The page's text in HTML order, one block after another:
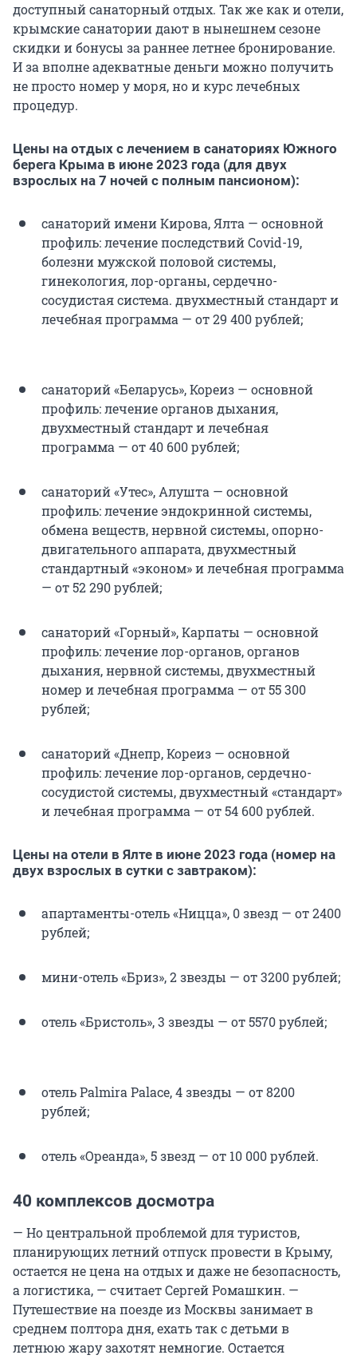
доступный санаторный отдых. Так же как и отели,
крымские санатории дают в нынешнем сезоне
скидки и бонусы за раннее летнее бронирование.
И за вполне адекватные деньги можно получить
не просто номер у моря, но и курс лечебных
процедур.
Цены на отдых с лечением в санаториях Южного
берега Крыма в июне 2023 года (для двух
взрослых на 7 ночей с полным пансионом):
санаторий имени Кирова, Ялта — основной
профиль: лечение последствий Covid-19,
болезни мужской половой системы,
гинекология, лор-органы, сердечно-
сосудистая система. двухместный стандарт и
лечебная программа — от 29 400 рублей;
санаторий «Беларусь», Кореиз — основной
профиль: лечение органов дыхания,
двухместный стандарт и лечебная
программа — от 40 600 рублей;
санаторий «Утес», Алушта — основной
профиль: лечение эндокринной системы,
обмена веществ, нервной системы, опорно-
двигательного аппарата, двухместный
стандартный «эконом» и лечебная программа
— от 52 290 рублей;
санаторий «Горный», Карпаты — основной
профиль: лечение лор-органов, органов
дыхания, нервной системы, двухместный
номер и лечебная программа — от 55 300
рублей;
санаторий «Днепр, Кореиз — основной
профиль: лечение лор-органов, сердечно-
сосудистой системы, двухместный «стандарт»
и лечебная программа — от 54 600 рублей.
Цены на отели в Ялте в июне 2023 года (номер на
двух взрослых в сутки с завтраком):
апартаменты-отель «Ницца», 0 звезд — от 2400
рублей;
мини-отель «Бриз», 2 звезды — от 3200 рублей;
отель «Бристоль», 3 звезды — от 5570 рублей;
отель Palmira Palace, 4 звезды — от 8200
рублей;
отель «Ореанда», 5 звезд — от 10 000 рублей.
40 комплексов досмотра
— Но центральной проблемой для туристов,
планирующих летний отпуск провести в Крыму,
остается не цена на отдых и даже не безопасность,
а логистика, — считает Сергей Ромашкин. —
Путешествие на поезде из Москвы занимает в
среднем полтора дня, ехать так с детьми в
летнюю жару захотят немногие. Остается